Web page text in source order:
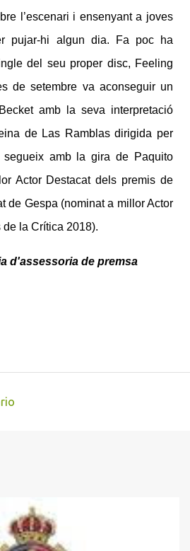
l’escenari i ensenyant a joves
pujar-hi algun dia. Fa poc ha
del seu proper disc, Feeling
de setembre va aconseguir un
amb la seva interpretació
de Las Ramblas dirigida per
segueix amb la gira de Paquito
Actor Destacat dels premis de
de Gespa (nominat a millor Actor
la Crítica 2018).
d'assessoria de premsa